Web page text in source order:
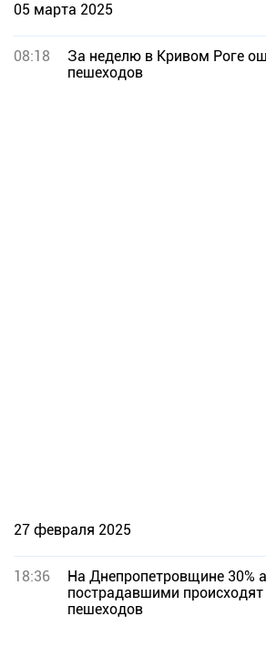
05 марта 2025
08:18
За неделю в Кривом Роге
пешеходов
27 февраля 2025
18:36
На Днепропетровщине 30%
пострадавшими происходят
пешеходов